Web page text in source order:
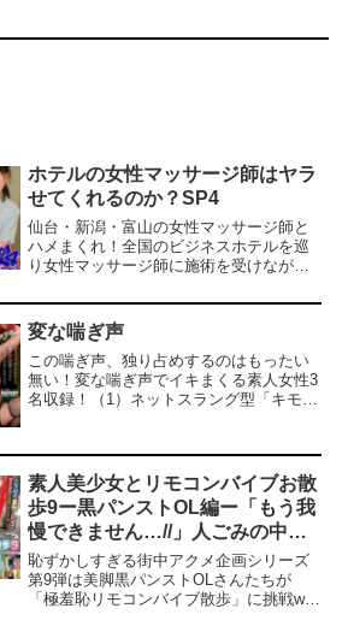
ホテルの女性マッサージ師はヤラ
せてくれるのか？SP4
仙台・新潟・富山の女性マッサージ師と
ハメまくれ！全国のビジネスホテルを巡
り女性マッサージ師に施術を受けながら
ルの部屋の料金表を手にマッサージ師を
お願いする。出張の寂しさを癒してくれ
るなどエッチな妄想が膨らんでしまう。
仙台・富山・新潟編、駅前のビジネスホ
テルを宿泊して総勢6人のマッサージ師を
口説いてヤレたのか！？
変な喘ぎ声
この喘ぎ声、独り占めするのはもったい
無い！変な喘ぎ声でイキまくる素人女性3
名収録！（1）ネットスラング型「キモテ
オ゛ッ、オーン、ふごっ！ふごっ！」
（3）元ヤンキー煽り型「ポコチン勃たせ
ろ！オラ、オラ、中に出せ！クソイクー
ッ！」
素人美少女とリモコンバイブお散
歩9ー黒パンストOL編ー「もう我
慢できません…//」人ごみの中、
黒パンスト美脚ガクブル震わせイ
キまくってしまうOLたち！人生
初の羞恥プレイでまさかのエロス
恥ずかしすぎる街中アクメ企画シリーズ
第9弾は美脚黒パンストOLさんたちが
「極羞恥リモコンバイブ散歩」に挑戦wお